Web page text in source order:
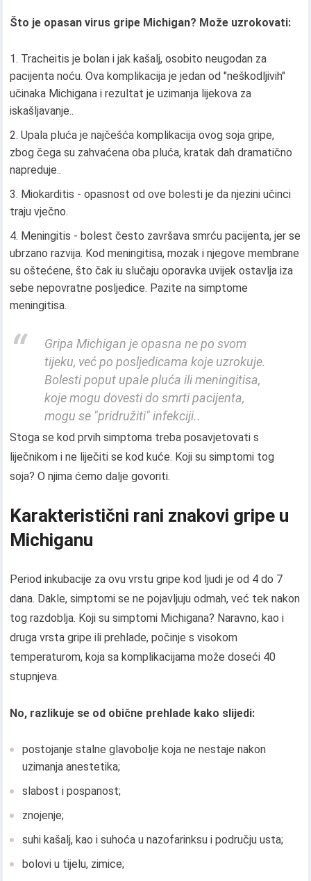
Što je opasan virus gripe Michigan? Može uzrokovati:
Tracheitis je bolan i jak kašalj, osobito neugodan za
pacijenta noću. Ova komplikacija je jedan od "neškodljivih"
učinaka Michigana i rezultat je uzimanja lijekova za
iskašljavanje..
Upala pluća je najčešća komplikacija ovog soja gripe,
zbog čega su zahvaćena oba pluća, kratak dah dramatično
napreduje..
Miokarditis - opasnost od ove bolesti je da njezini učinci
traju vječno.
Meningitis - bolest često završava smrću pacijenta, jer se
ubrzano razvija. Kod meningitisa, mozak i njegove membrane
su oštećene, što čak iu slučaju oporavka uvijek ostavlja iza
sebe nepovratne posljedice. Pazite na simptome
meningitisa.
Gripa Michigan je opasna ne po svom
tijeku, već po posljedicama koje uzrokuje.
Bolesti poput upale pluća ili meningitisa,
koje mogu dovesti do smrti pacijenta,
mogu se "pridružiti" infekciji..
Stoga se kod prvih simptoma treba posavjetovati s
liječnikom i ne liječiti se kod kuće. Koji su simptomi tog
soja? O njima ćemo dalje govoriti.
Karakteristični rani znakovi gripe u
Michiganu
Period inkubacije za ovu vrstu gripe kod ljudi je od 4 do 7
dana. Dakle, simptomi se ne pojavljuju odmah, već tek nakon
tog razdoblja. Koji su simptomi Michigana? Naravno, kao i
druga vrsta gripe ili prehlade, počinje s visokom
temperaturom, koja sa komplikacijama može doseći 40
stupnjeva.
No, razlikuje se od obične prehlade kako slijedi:
postojanje stalne glavobolje koja ne nestaje nakon
uzimanja anestetika;
slabost i pospanost;
znojenje;
suhi kašalj, kao i suhoća u nazofarinksu i području usta;
bolovi u tijelu, zimice;